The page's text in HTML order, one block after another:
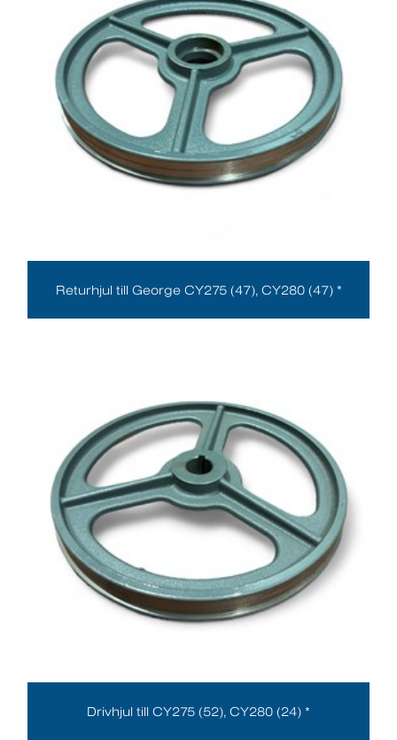
Returhjul till George CY275 (47), CY280 (47) *
Drivhjul till CY275 (52), CY280 (24) *